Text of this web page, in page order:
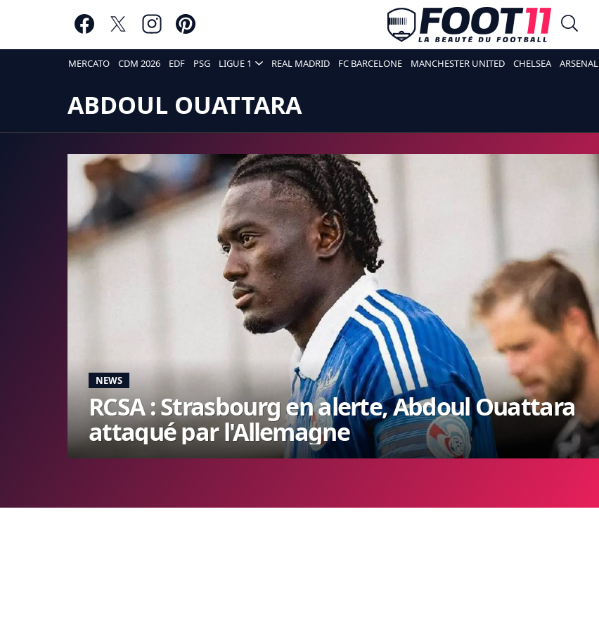
MERCATO CDM 2026 EDF PSG LIGUE 1 REAL MADRID FC BARCELONE MANCHESTER UNITED CHELSEA ARSENAL
ABDOUL OUATTARA
NEWS
RCSA : Strasbourg en alerte, Abdoul Ouattara
attaqué par l'Allemagne